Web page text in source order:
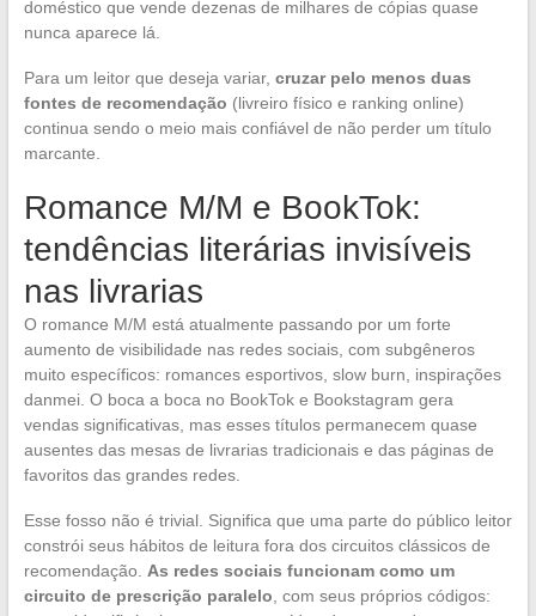
doméstico que vende dezenas de milhares de cópias quase
nunca aparece lá.
Para um leitor que deseja variar, cruzar pelo menos duas
fontes de recomendação (livreiro físico e ranking online)
continua sendo o meio mais confiável de não perder um título
marcante.
Romance M/M e BookTok:
tendências literárias invisíveis
nas livrarias
O romance M/M está atualmente passando por um forte
aumento de visibilidade nas redes sociais, com subgêneros
muito específicos: romances esportivos, slow burn, inspirações
danmei. O boca a boca no BookTok e Bookstagram gera
vendas significativas, mas esses títulos permanecem quase
ausentes das mesas de livrarias tradicionais e das páginas de
favoritos das grandes redes.
Esse fosso não é trivial. Significa que uma parte do público leitor
constrói seus hábitos de leitura fora dos circuitos clássicos de
recomendação. As redes sociais funcionam como um
circuito de prescrição paralelo , com seus próprios códigos: